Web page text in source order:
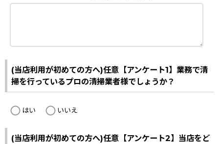
(当店利用が初めての方へ)任意【アンケート1】業務で清
掃を行っているプロの清掃業者様でしょうか？
はい いいえ
(当店利用が初めての方へ)任意【アンケート2】当店をど